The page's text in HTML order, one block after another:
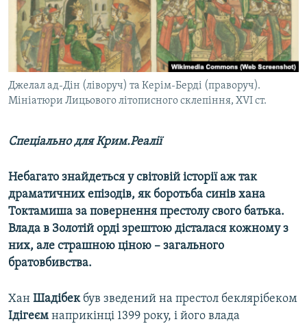
ВІДЕОУРОКИ «ELIFBE»
СВІДЧЕННЯ ОКУПАЦІЇ
УКРАЇНСЬКА ПРОБЛЕМА КРИМУ
ІНФОГРАФІКА
Русский
Qırımtatar
ДОЛУЧАЙСЯ!
Усі сайти RFE/RL
Джелал ад-Дін (ліворуч) та Керім-Берді (праворуч).
Мініатюри Лицьового літописного склепіння, XVI ст.
Спеціально для Крим.Реалії
Небагато знайдеться у світовій історії аж так
драматичних епізодів, як боротьба синів хана
Токтамиша за повернення престолу свого батька.
Влада в Золотій орді зрештою дісталася кожному з
них, але страшною ціною – загального
братовбивства.
Хан Шадібекбув зведений на престол беклярібеком
Ідігеєм наприкінці 1399 року, і його влада